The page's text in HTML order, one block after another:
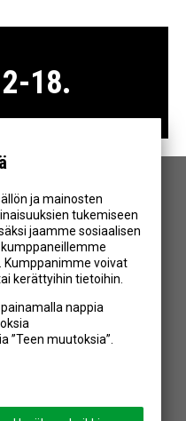
ja mainosten
tukemiseen
jaamme sosiaalisen
voivat
kerättyihin tietoihin.
nappia
”Teen muutoksia”.
18.